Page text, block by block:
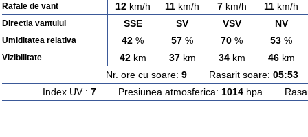
Rafale de vant 12km/h 11 km/h 7km/h 11 km/h
Directia vantului SSE SV VSV NV
Umiditatea relativa 42 % 57 % 70 % 53 %
Vizibilitate 42km 37km 34km 46km
Nr. ore cu soare: 9Rasarit soare: 05:53
Index UV : 7Presiunea atmosferica: 1014hpa